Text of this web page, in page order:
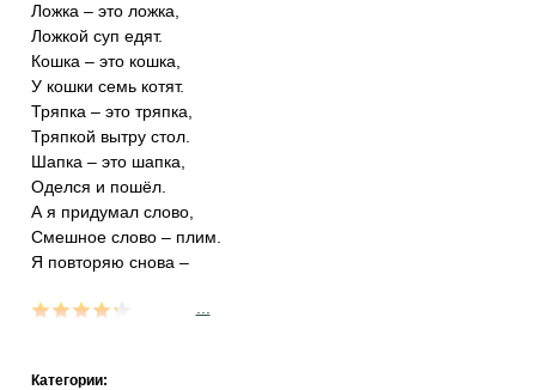
Ложка – это ложка,
Ложкой суп едят.
Кошка – это кошка,
У кошки семь котят.
Тряпка – это тряпка,
Тряпкой вытру стол.
Шапка – это шапка,
Оделся и пошёл.
А я придумал слово,
Смешное слово – плим.
Я повторяю снова –
Категории: